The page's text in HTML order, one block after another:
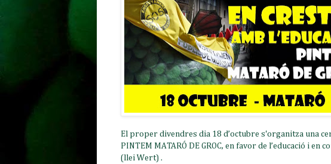
El proper divendres dia 18 d’octubre s'organitza una
PINTEM MATARÓ DE GROC, en favor de l’educació i en
(llei Wert) .